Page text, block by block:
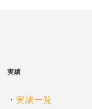
実績
・実績一覧